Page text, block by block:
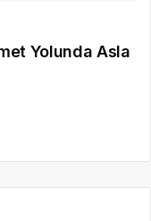
Yolunda Asla